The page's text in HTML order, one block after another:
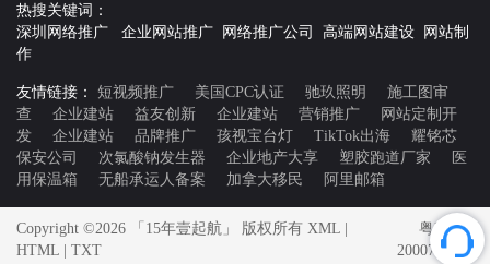
热搜关键词：
深圳网络推广 企业网站推广 网络推广公司 高端网站建设 网站制
作
友情链接： 短视频推广 美国CPC认证 驰玖照明
施工图审
查
企业建站 益友创新 企业建站 营销推广
网站定制开
发
企业建站 品牌推广 孩视宝台灯 TikTok出海
耀铭芯
保安公司
次氯酸钠发生器 企业地产大享 塑胶跑道厂家
医
用保温箱
无船承运人备案 加拿大移民 阿里邮箱
Copyright ©2026 「15年壹起航」 版权所有 XML |
HTML | TXT
粤ICP备
20007592号